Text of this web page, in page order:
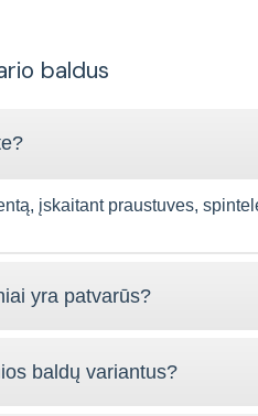
baldus
įskaitant praustuves,
yra patvarūs?
baldų variantus?